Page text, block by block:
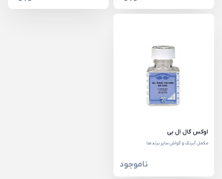
اوکس گال ال بی
مکمل آبرنگ و گواش سایر برندها
ناموجود